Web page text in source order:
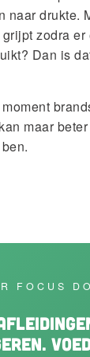
naar drukte.
zodra er
Dan is
maar
FOCUS